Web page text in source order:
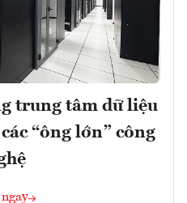
trung tâm dữ liệu
“ông lớn” công